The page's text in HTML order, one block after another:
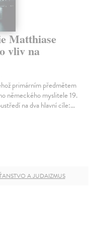
Matthiase
vliv na
primárním předmětem
německého myslitele 19.
na dva hlavní cíle:…
A JUDAIZMUS